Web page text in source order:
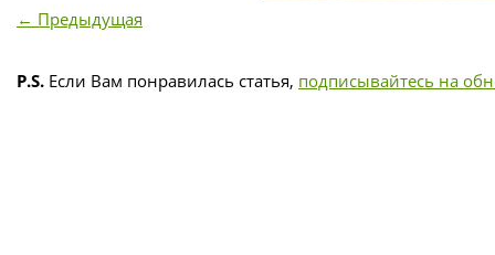
← Предыдущая
P.S. Если Вам понравилась статья, подписывайтесь на